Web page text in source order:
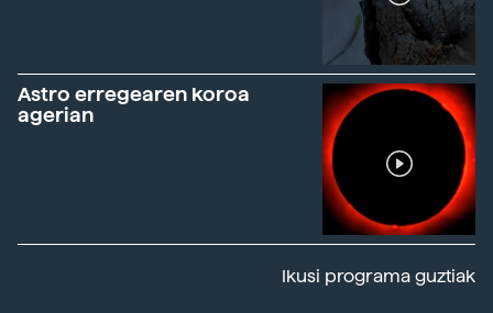
Astro erregearen koroa
agerian
Ikusi programa guztiak